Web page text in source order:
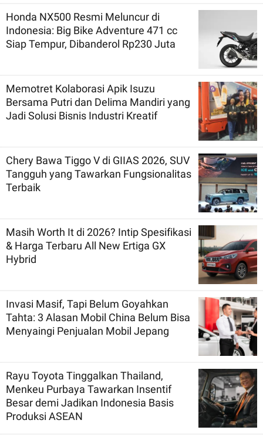
Honda NX500 Resmi Meluncur di
Indonesia: Big Bike Adventure 471 cc
Siap Tempur, Dibanderol Rp230 Juta
Memotret Kolaborasi Apik Isuzu
Bersama Putri dan Delima Mandiri yang
Jadi Solusi Bisnis Industri Kreatif
Chery Bawa Tiggo V di GIIAS 2026, SUV
Tangguh yang Tawarkan Fungsionalitas
Terbaik
Masih Worth It di 2026? Intip Spesifikasi
& Harga Terbaru All New Ertiga GX
Hybrid
Invasi Masif, Tapi Belum Goyahkan
Tahta: 3 Alasan Mobil China Belum Bisa
Menyaingi Penjualan Mobil Jepang
Rayu Toyota Tinggalkan Thailand,
Menkeu Purbaya Tawarkan Insentif
Besar demi Jadikan Indonesia Basis
Produksi ASEAN